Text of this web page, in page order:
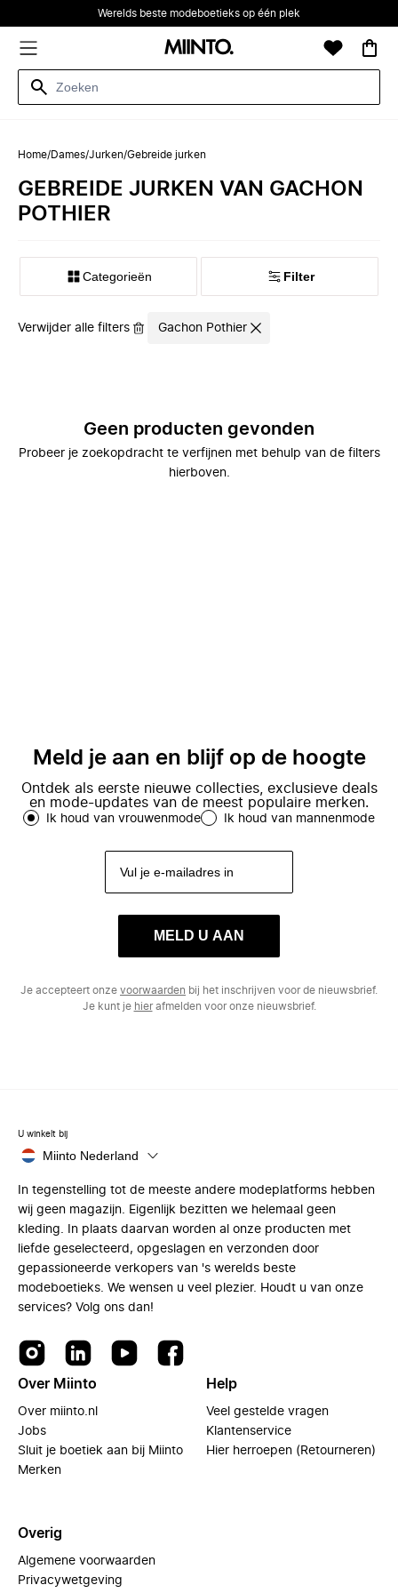
Werelds beste modeboetieks op één plek
Home/Dames/Jurken/Gebreide jurken
GEBREIDE JURKEN VAN GACHON
POTHIER
Categorieën Filter
Verwijder alle filters Gachon Pothier
Geen producten gevonden
Probeer je zoekopdracht te verfijnen met behulp van de filters
hierboven.
Meld je aan en blijf op de hoogte
Ontdek als eerste nieuwe collecties, exclusieve deals
en mode-updates van de meest populaire merken.
Ik houd van vrouwenmode Ik houd van mannenmode
MELD U AAN
Je accepteert onze voorwaarden bij het inschrijven voor de nieuwsbrief.
Je kunt je hierafmelden voor onze nieuwsbrief.
U winkelt bij
Miinto Nederland
In tegenstelling tot de meeste andere modeplatforms hebben
wij geen magazijn. Eigenlijk bezitten we helemaal geen
kleding. In plaats daarvan worden al onze producten met
liefde geselecteerd, opgeslagen en verzonden door
gepassioneerde verkopers van 's werelds beste
modeboetieks. We wensen u veel plezier. Houdt u van onze
services? Volg ons dan!
Over Miinto
Over miinto.nl
Jobs
Sluit je boetiek aan bij Miinto
Merken
Help
Veel gestelde vragen
Klantenservice
Hier herroepen (Retourneren)
Overig
Algemene voorwaarden
Privacywetgeving